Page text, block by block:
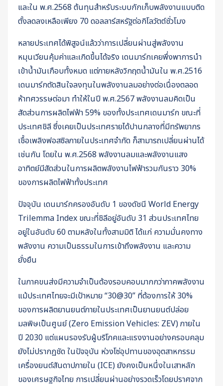
และใน พ.ศ.2568 ต้นทุนสำหรับระบบกักเก็บพลังงานแบบติด
ตั้งลดลงเหลือเพียง 70 ดอลลาร์สหรัฐต่อกิโลวัตต์ชั่วโมง
หลายประเทศได้พิสูจน์แล้วว่าการเปลี่ยนผ่านสู่พลังงาน
หมุนเวียนคุ้มค่าและเกิดขึ้นได้จริง เดนมาร์กเคยพึ่งพาการนำ
เข้าน้ำมันเกือบทั้งหมด แต่ภายหลังวิกฤตน้ำมันใน พ.ศ.2516
เดนมาร์กตัดสินใจลงทุนในพลังงานลมอย่างต่อเนื่องตลอด
ห้าทศวรรษต่อมา ทำให้ในปี พ.ศ.2567 พลังงานลมคิดเป็น
สัดส่วนการผลิตไฟฟ้า 59% ของทั้งประเทศเดนมาร์ก ขณะที่
ประเทศชิลี ซึ่งเคยเป็นประเทศรายได้ปานกลางที่มีทรัพยากร
เชื้อเพลิงฟอสซิลภายในประเทศจำกัด ก็สามารถเปลี่ยนผ่านได้
เช่นกัน โดยใน พ.ศ.2568 พลังงานลมและพลังงานแสง
อาทิตย์มีสัดส่วนในการผลิตพลังงานไฟฟ้ารวมกันราว 30%
ของการผลิตไฟฟ้าทั้งประเทศ
ปัจจุบัน เดนมาร์กครองอันดับ 1 ของดัชนี World Energy
Trilemma Index ขณะที่ชิลีอยู่อันดับ 31 ส่วนประเทศไทย
อยู่ในอันดับ 60 ตามหลังในทั้งสามมิติ ได้แก่ ความมั่นคงทาง
พลังงาน ความเป็นธรรมในการเข้าถึงพลังงาน และความ
ยั่งยืน
ในภาคขนส่งมีความจำเป็นต้องรอบคอบมากกว่าภาคพลังงาน
แม้ประเทศไทยจะมีเป้าหมาย “30@30” ที่ต้องการให้ 30%
ของการผลิตยานยนต์ภายในประเทศเป็นยานยนต์ปล่อย
มลพิษเป็นศูนย์ (Zero Emission Vehicles: ZEV) ภายใน
ปี 2030 แต่แผนรองรับผู้บริโภคและแรงงานอย่างครอบคลุม
ยังไม่ปรากฏชัด ในปัจจุบัน ห่วงโซ่อุปทานของอุตสาหกรรม
เครื่องยนต์สันดาปภายใน (ICE) ยังคงเป็นหนึ่งในเสาหลัก
ของเศรษฐกิจไทย การเปลี่ยนผ่านอย่างรวดเร็วโดยปราศจาก